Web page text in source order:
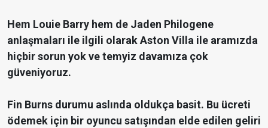
Hem Louie Barry hem de Jaden Philogene
anlaşmaları ile ilgili olarak Aston Villa ile aramızda
hiçbir sorun yok ve temyiz davamıza çok
güveniyoruz.
Fin Burns durumu aslında oldukça basit. Bu ücreti
ödemek için bir oyuncu satışından elde edilen geliri